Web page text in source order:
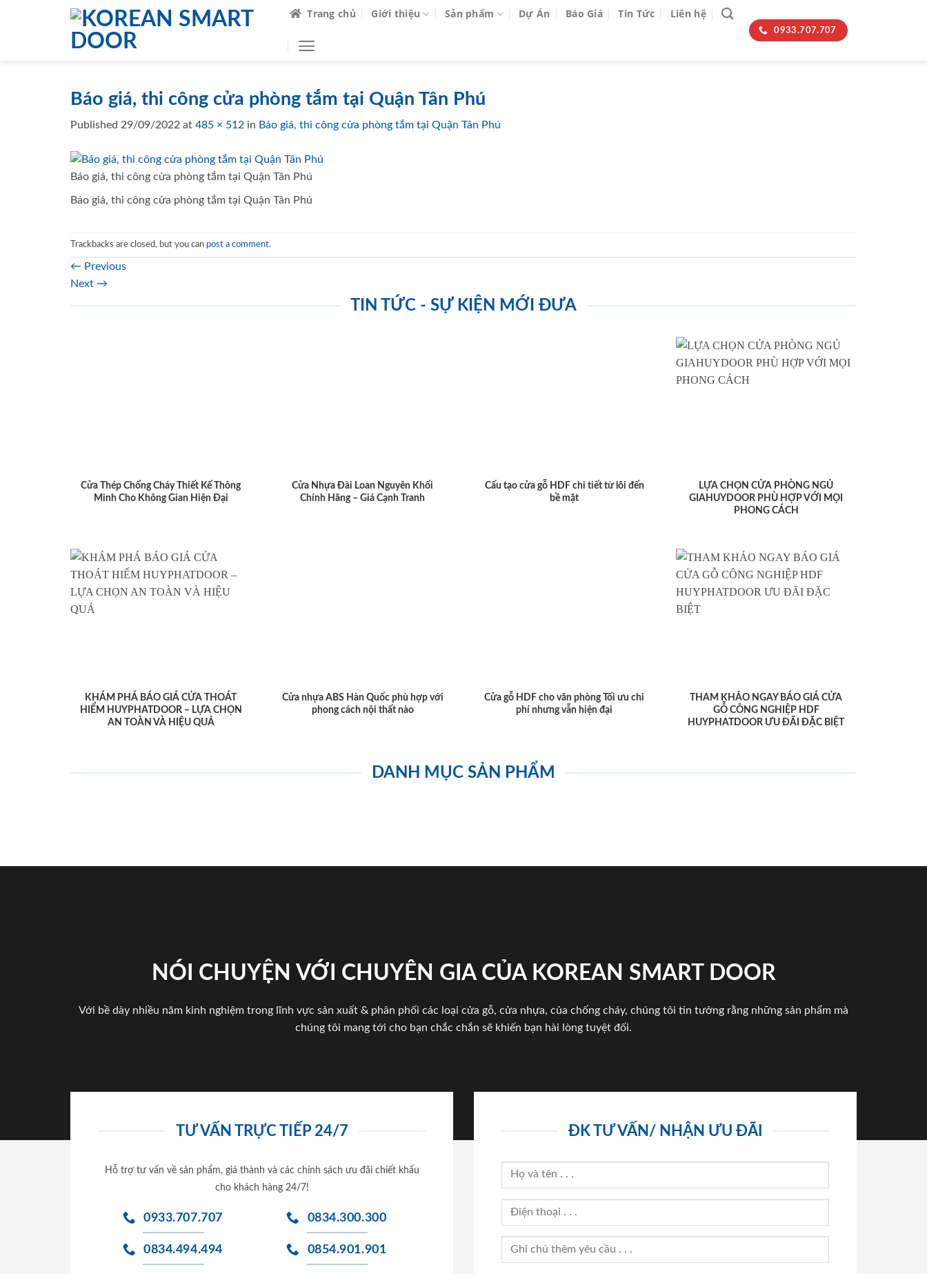
Trang chủ Giới thiệu Sản phẩm Dự Án Báo Giá Tin Tức Liên hệ
0933.707.707
Báo giá, thi công cửa phòng tắm tại Quận Tân Phú
Published 29/09/2022 at 485 × 512 in Báo giá, thi công cửa phòng tắm tại Quận Tân Phú
Báo giá, thi công cửa phòng tắm tại Quận Tân Phú
Báo giá, thi công cửa phòng tắm tại Quận Tân Phú
Trackbacks are closed, but you can post a comment.
← Previous
Next →
TIN TỨC - SỰ KIỆN MỚI ĐƯA
Cửa Thép Chống Cháy Thiết Kế Thông
Minh Cho Không Gian Hiện Đại
Cửa Nhựa Đài Loan Nguyên Khối
Chính Hãng – Giá Cạnh Tranh
Cấu tạo cửa gỗ HDF chi tiết từ lõi đến
bề mặt
LỰA CHỌN CỬA PHÒNG NGỦ
GIAHUYDOOR PHÙ HỢP VỚI MỌI
PHONG CÁCH
KHÁM PHÁ BÁO GIÁ CỬA THOÁT
HIỂM HUYPHATDOOR – LỰA CHỌN
AN TOÀN VÀ HIỆU QUẢ
Cửa nhựa ABS Hàn Quốc phù hợp với
phong cách nội thất nào
Cửa gỗ HDF cho văn phòng Tối ưu chi
phí nhưng vẫn hiện đại
THAM KHẢO NGAY BÁO GIÁ CỬA
GỖ CÔNG NGHIỆP HDF
HUYPHATDOOR ƯU ĐÃI ĐẶC BIỆT
DANH MỤC SẢN PHẨM
NÓI CHUYỆN VỚI CHUYÊN GIA CỦA KOREAN SMART DOOR
Với bề dày nhiều năm kinh nghiệm trong lĩnh vực sản xuất & phân phối các loại cửa gỗ, cửa nhựa, của chống cháy, chúng tôi tin tưởng rằng những sản phẩm mà
chúng tôi mang tới cho bạn chắc chắn sẽ khiến bạn hài lòng tuyệt đối.
TƯ VẤN TRỰC TIẾP 24/7
Hỗ trợ tư vấn về sản phẩm, giá thành và các chính sách ưu đãi chiết khấu
cho khách hàng 24/7!
0933.707.707
0834.494.494
0834.300.300
0854.901.901
ĐK TƯ VẤN/ NHẬN ƯU ĐÃI